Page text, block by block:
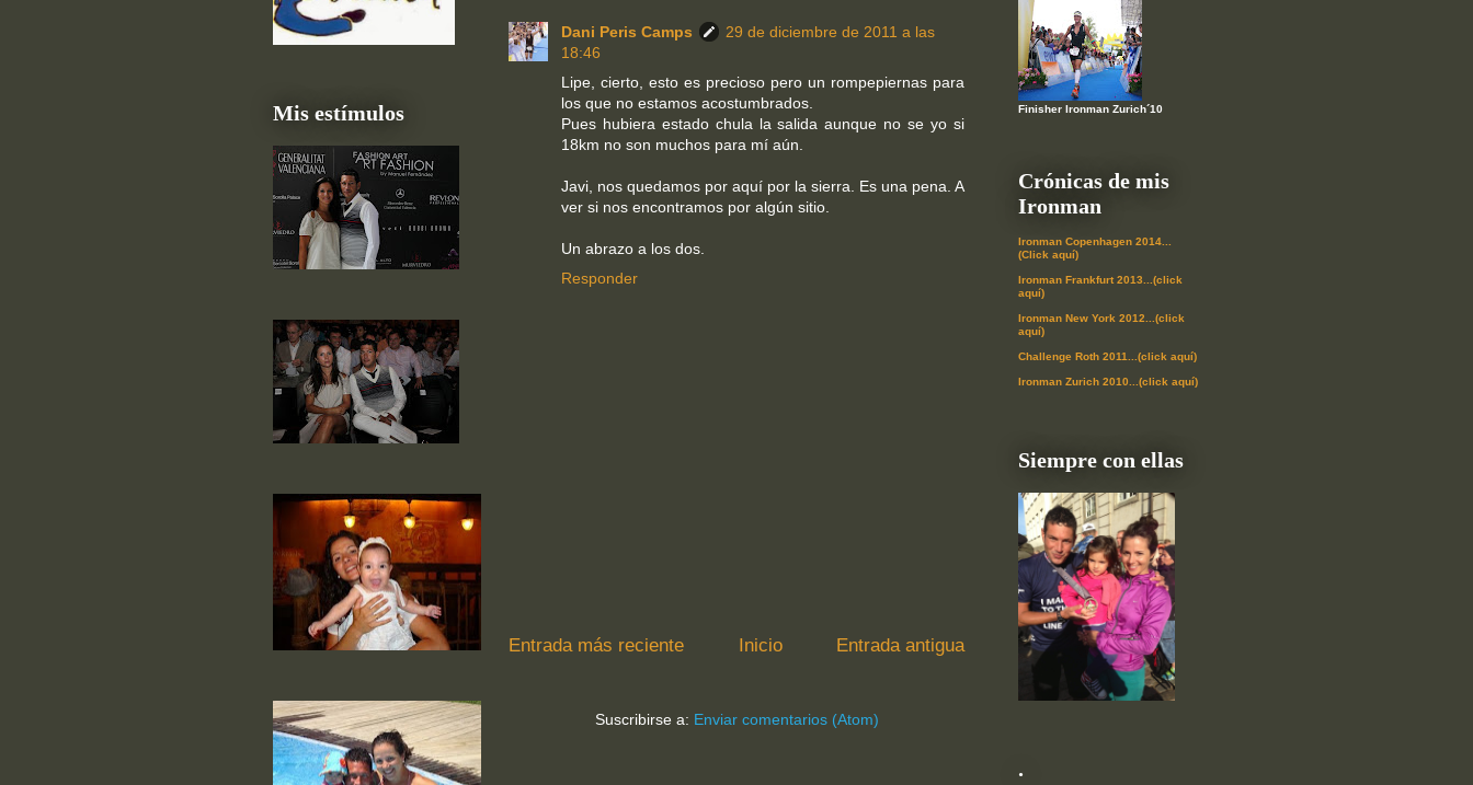
Dani Peris Camps
29 de diciembre de 2011 a las
18:46
Lipe, cierto, esto es precioso pero un rompepiernas para
los que no estamos acostumbrados.
Pues hubiera estado chula la salida aunque no se yo si
18km no son muchos para mí aún.
Javi, nos quedamos por aquí por la sierra. Es una pena. A
ver si nos encontramos por algún sitio.
Un abrazo a los dos.
Responder
Entrada más reciente Entrada antigua
Inicio
Suscribirse a: Enviar comentarios (Atom)
Mis estímulos Finisher Ironman Zurich´10
Crónicas de mis
Ironman
Ironman Copenhagen 2014...
(Click aquí)
Ironman Frankfurt 2013...(click
aquí)
Ironman New York 2012...(click
aquí)
Challenge Roth 2011...(click aquí)
Ironman Zurich 2010...(click aquí)
Siempre con ellas
.